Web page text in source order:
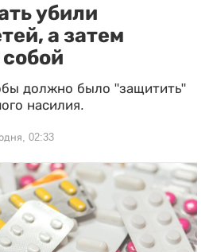
убили
а затем
должно было "защитить"
насилия.
02:33